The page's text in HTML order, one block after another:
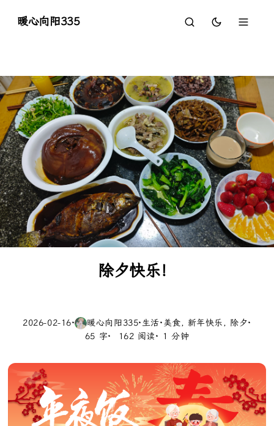
暖心向阳335
除夕快乐！
2026-02-16· 暖心向阳335·生活·美食 新年快乐 除夕·
65 字
162 阅读 1 分钟